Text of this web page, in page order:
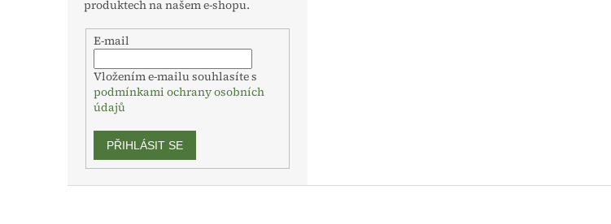
produktech na našem e-shopu.
E-mail
Vložením e-mailu souhlasíte s
podmínkami ochrany osobních
údajů
PŘIHLÁSIT SE